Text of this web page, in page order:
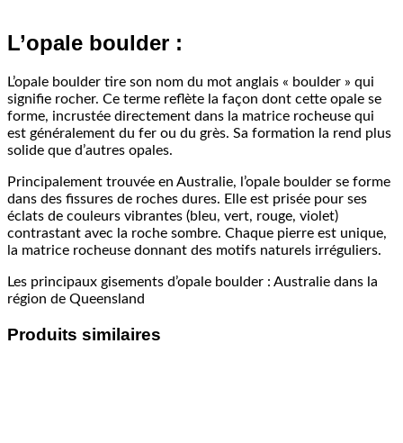
L’opale boulder :
L’opale boulder tire son nom du mot anglais « boulder » qui
signifie rocher. Ce terme reflète la façon dont cette opale se
forme, incrustée directement dans la matrice rocheuse qui
est généralement du fer ou du grès. Sa formation la rend plus
solide que d’autres opales.
Principalement trouvée en Australie, l’opale boulder se forme
dans des fissures de roches dures. Elle est prisée pour ses
éclats de couleurs vibrantes (bleu, vert, rouge, violet)
contrastant avec la roche sombre. Chaque pierre est unique,
la matrice rocheuse donnant des motifs naturels irréguliers.
Les principaux gisements d’opale boulder : Australie dans la
région de Queensland
Produits similaires